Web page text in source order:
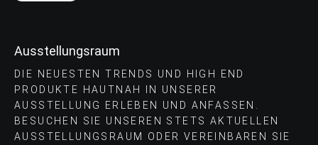
Ausstellungsraum
DIE NEUESTEN TRENDS UND HIGH END
PRODUKTE HAUTNAH IN UNSERER
AUSSTELLUNG ERLEBEN UND ANFASSEN.
BESUCHEN SIE UNSEREN STETS AKTUELLEN
AUSSTELLUNGSRAUM ODER VEREINBAREN SIE